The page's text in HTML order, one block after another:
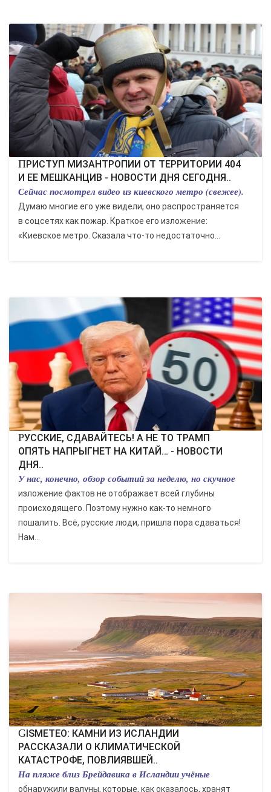
ПРИСТУП МИЗАНТРОПИИ ОТ ТЕРРИТОРИИ 404
И ЕЕ МЕШКАНЦИВ - НОВОСТИ ДНЯ СЕГОДНЯ..
Сейчас посмотрел видео из киевского метро (свежее).
Думаю многие его уже видели, оно распространяется
в соцсетях как пожар. Краткое его изложение:
«Киевское метро. Сказала что-то недостаточно...
РУССКИЕ, СДАВАЙТЕСЬ! А НЕ ТО ТРАМП
ОПЯТЬ НАПРЫГНЕТ НА КИТАЙ… - НОВОСТИ
ДНЯ..
У нас, конечно, обзор событий за неделю, но скучное
изложение фактов не отображает всей глубины
происходящего. Поэтому нужно как-то немного
пошалить. Всё, русские люди, пришла пора сдаваться!
Нам...
GISMETEO: КАМНИ ИЗ ИСЛАНДИИ
РАССКАЗАЛИ О КЛИМАТИЧЕСКОЙ
КАТАСТРОФЕ, ПОВЛИЯВШЕЙ..
На пляже близ Брейдавика в Исландии учёные
обнаружили валуны, которые, как оказалось, хранят